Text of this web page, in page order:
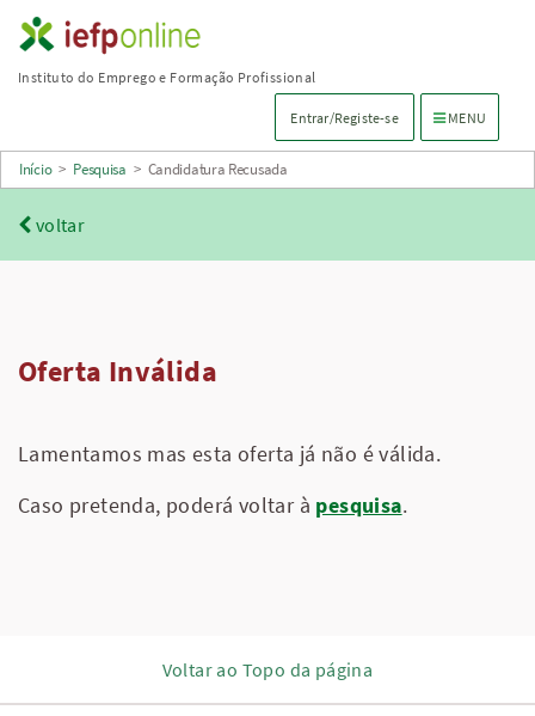
Saltar
para
principal
Instituto do Emprego e Formação Profissional
Entrar/Registe-se Menu de
MENU
Início > Pesquisa > Candidatura Recusada
voltar
Oferta Inválida
Lamentamos mas esta oferta já não é válida.
Caso pretenda, poderá voltar à pesquisa.
Voltar ao Topo da página